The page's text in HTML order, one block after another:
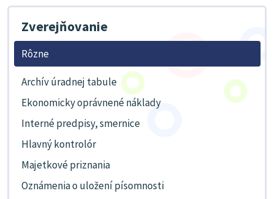
Zverejňovanie
Rôzne
Archív úradnej tabule
Ekonomicky oprávnené náklady
Interné predpisy, smernice
Hlavný kontrolór
Majetkové priznania
Oznámenia o uložení písomnosti